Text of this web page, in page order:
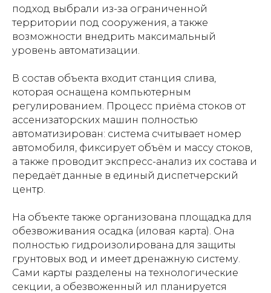
подход выбрали из-за ограниченной
территории под сооружения, а также
возможности внедрить максимальный
уровень автоматизации.
В состав объекта входит станция слива,
которая оснащена компьютерным
регулированием. Процесс приёма стоков от
ассенизаторских машин полностью
автоматизирован: система считывает номер
автомобиля, фиксирует объём и массу стоков,
а также проводит экспресс-анализ их состава и
передаёт данные в единый диспетчерский
центр.
На объекте также организована площадка для
обезвоживания осадка (иловая карта). Она
полностью гидроизолирована для защиты
грунтовых вод и имеет дренажную систему.
Сами карты разделены на технологические
секции, а обезвоженный ил планируется